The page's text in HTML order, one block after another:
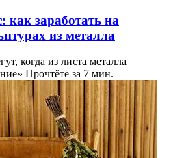
как заработать на
из металла
когда из листа металла
Прочтёте за 7 мин.